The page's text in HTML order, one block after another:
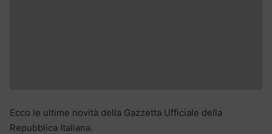
Ecco le ultime novità della Gazzetta Ufficiale della
Repubblica Italiana.